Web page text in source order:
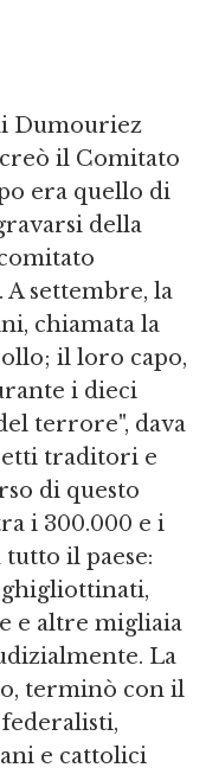
Dumouriez
il Comitato
era quello di
della
settembre, la
chiamata la
il loro capo,
i dieci
terrore", dava
traditori e
di questo
i 300.000 e i
il paese:
ghigliottinati,
e altre migliaia
La
terminò con il
e cattolici